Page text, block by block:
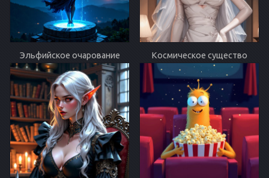
Эльфийское очарование Космическое существо